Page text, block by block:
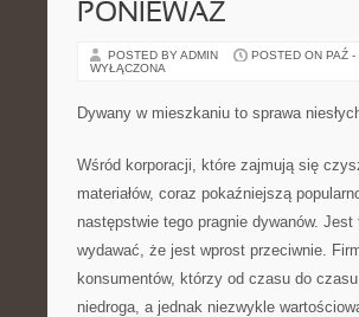
PONIEWAŻ
POSTED BY ADMIN POSTED ON PAŹ -
WYŁĄCZONA
Dywany w mieszkaniu to sprawa
Wśród korporacji, które zajmują się
materiałów, coraz pokaźniejszą
następstwie tego pragnie dywanów.
wydawać, że jest wprost przeciwnie.
konsumentów, którzy od czasu do
niedroga, a jednak niezwykle